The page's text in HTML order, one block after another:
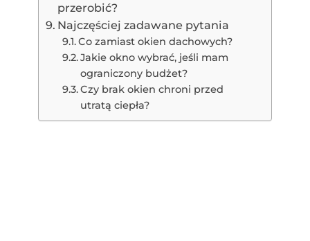
przerobić?
Najczęściej zadawane pytania
Co zamiast okien dachowych?
Jakie okno wybrać, jeśli mam
ograniczony budżet?
Czy brak okien chroni przed
utratą ciepła?